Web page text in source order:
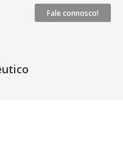
Fale connosco!